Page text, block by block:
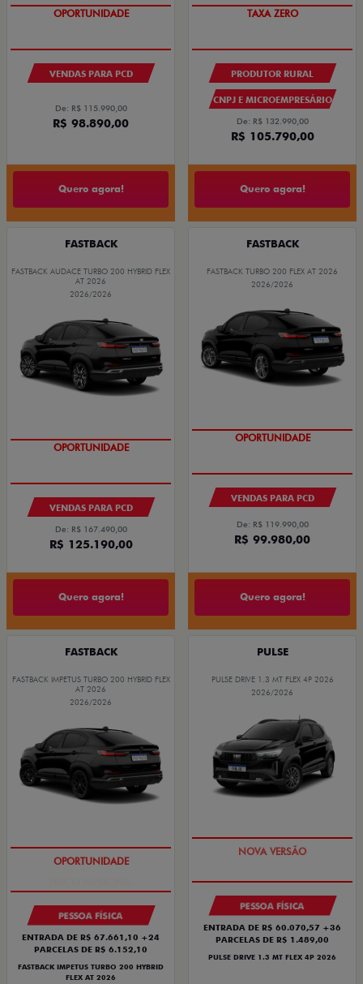
OPORTUNIDADE
VENDAS PARA PCD
De: R$ 115.990,00
R$ 98.890,00
Quero agora!
TAXA ZERO
PRODUTOR RURAL
CNPJ E MICROEMPRESÁRIO
De: R$ 132.990,00
R$ 105.790,00
Quero agora!
FASTBACK
FASTBACK AUDACE TURBO 200 HYBRID FLEX
AT 2026
2026/2026
OPORTUNIDADE
VENDAS PARA PCD
De: R$ 167.490,00
R$ 125.190,00
Quero agora!
FASTBACK
FASTBACK TURBO 200 FLEX AT 2026
2026/2026
OPORTUNIDADE
VENDAS PARA PCD
De: R$ 119.990,00
R$ 99.980,00
Quero agora!
FASTBACK
FASTBACK IMPETUS TURBO 200 HYBRID FLEX
AT 2026
2026/2026
PREÇO IMPERDÍVEL
PESSOA FÍSICA
ENTRADA DE R$ 67.661,10 +24
PARCELAS DE R$ 6.152,10
FASTBACK IMPETUS TURBO 200 HYBRID
FLEX AT 2026
PULSE
PULSE DRIVE 1.3 MT FLEX 4P 2026
2026/2026
PREÇO IMPERDÍVEL
PESSOA FÍSICA
ENTRADA DE R$ 60.070,57 +36
PARCELAS DE R$ 1.489,00
PULSE DRIVE 1.3 MT FLEX 4P 2026